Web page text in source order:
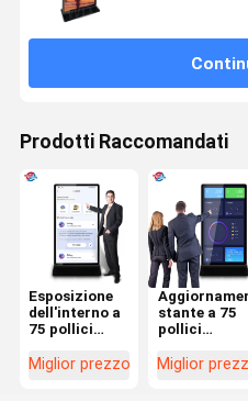
Prodotti Raccomandati
Esposizione
dell'interno a
75 pollici
contrassegno
Miglior prezzo
stante a 75
pollici
LCD
Miglior